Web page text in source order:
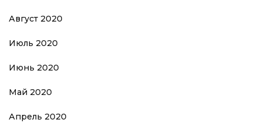
Август 2020
Июль 2020
Июнь 2020
Май 2020
Апрель 2020